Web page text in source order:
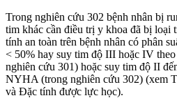
Trong nghiên cứu 302 bệnh nhân bị
tim khác cần điều trị y khoa đã bị loại
tính an toàn trên bệnh nhân có phân
< 50% hay suy tim độ III hoặc IV
nghiên cứu 301) hoặc suy tim độ II
NYHA (trong nghiên cứu 302) (xem
và Đặc tính được lực học).